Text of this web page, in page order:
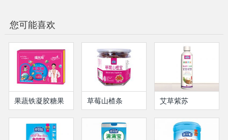
您可能喜欢
果蔬铁凝胶糖果 草莓山楂条 艾草紫苏